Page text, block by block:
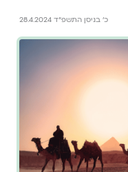
כ׳ בניסן התשפ״ד 28.4.2024